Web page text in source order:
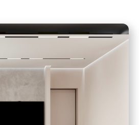
Поклейка обоев
Штукатурные работы
Подбор и заказ
материалов